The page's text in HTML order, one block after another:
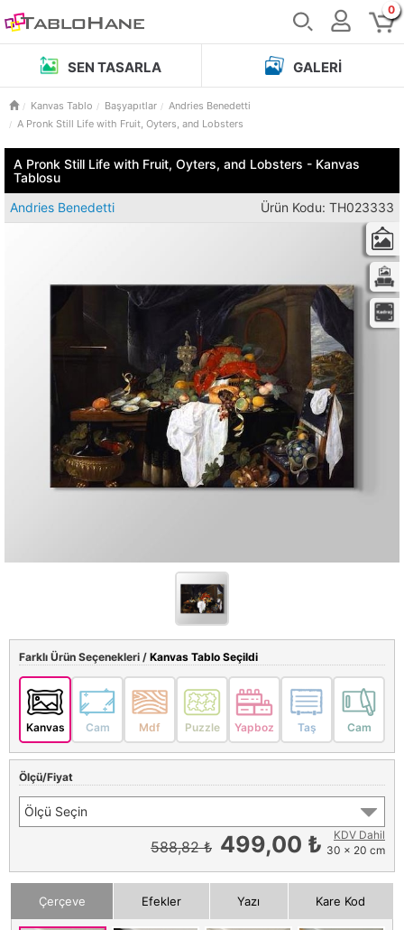
0
SEN TASARLA GALERI
Kanvas Tablo Başyapıtlar
Andries Benedetti
A Pronk Still Life with Fruit, Oyters, and Lobsters
A Pronk Still Life with Fruit, Oyters, and Lobsters - Kanvas
Tablosu
Andries Benedetti
Ürün Kodu: TH023333
Farklı Ürün Seçenekleri / Kanvas Tablo Seçildi
Kanvas Cam Mdf Puzzle Yapboz Taş Cam
Ölçü/Fiyat
Ölçü Seçin
588,82 ₺ 499,00 ₺
KDV Dahil
30 x 20 cm
Çerçeve Efekler Yazı Kare Kod